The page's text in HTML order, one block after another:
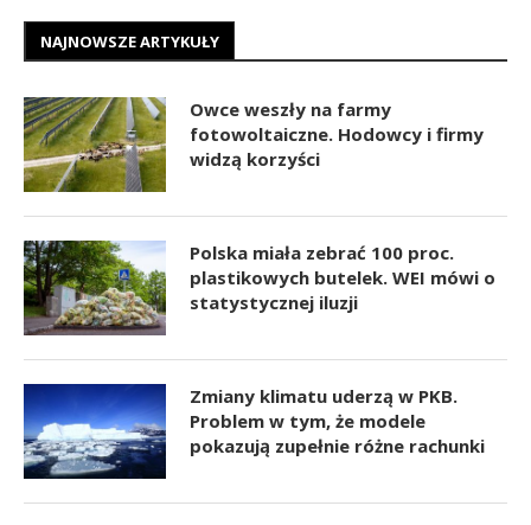
NAJNOWSZE ARTYKUŁY
Owce weszły na farmy
fotowoltaiczne. Hodowcy i firmy
widzą korzyści
Polska miała zebrać 100 proc.
plastikowych butelek. WEI mówi o
statystycznej iluzji
Zmiany klimatu uderzą w PKB.
Problem w tym, że modele
pokazują zupełnie różne rachunki